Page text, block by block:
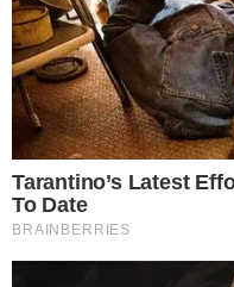
O novo mercado contará
comercialização de
carnes, pescados,
restaurantes e boxes
Piauí. A expectativa é
como um dos
escolhe o litoral
Segundo o deputado Dr.
representa um